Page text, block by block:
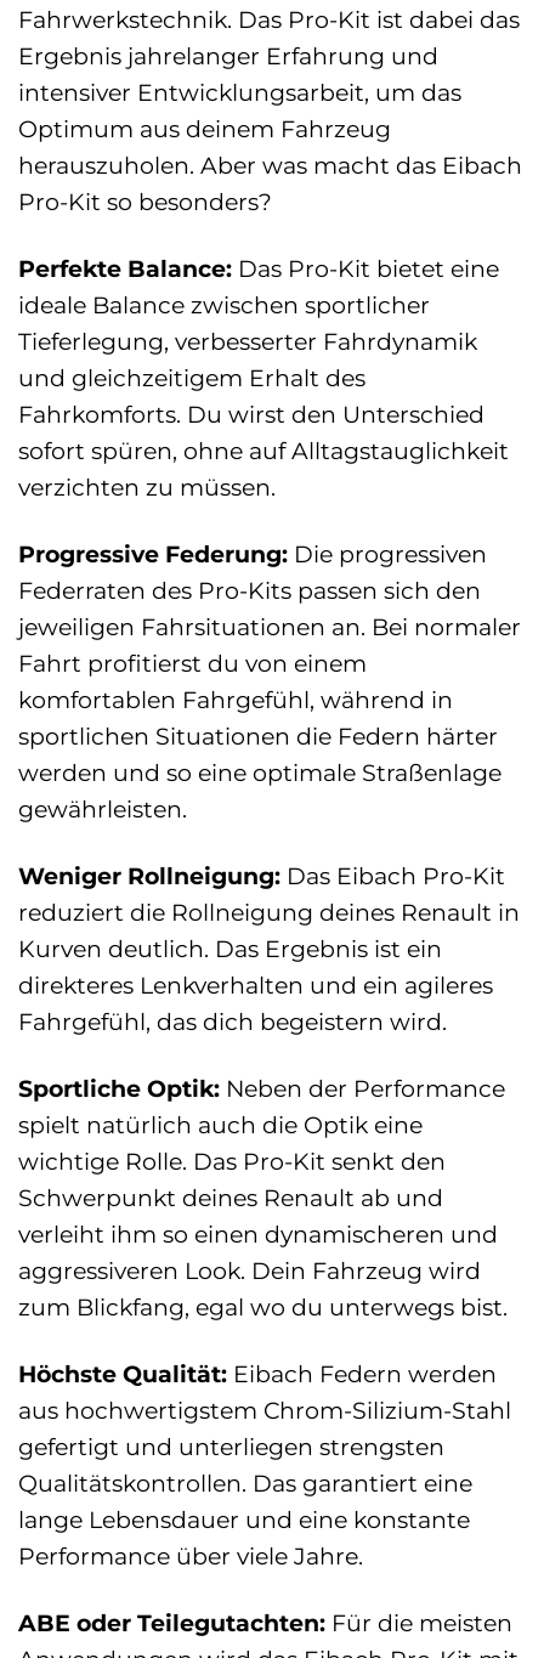
Fahrwerkstechnik. Das Pro-Kit ist dabei das
Ergebnis jahrelanger Erfahrung und
intensiver Entwicklungsarbeit, um das
Optimum aus deinem Fahrzeug
herauszuholen. Aber was macht das Eibach
Pro-Kit so besonders?
Perfekte Balance: Das Pro-Kit bietet eine
ideale Balance zwischen sportlicher
Tieferlegung, verbesserter Fahrdynamik
und gleichzeitigem Erhalt des
Fahrkomforts. Du wirst den Unterschied
sofort spüren, ohne auf Alltagstauglichkeit
verzichten zu müssen.
Progressive Federung: Die progressiven
Federraten des Pro-Kits passen sich den
jeweiligen Fahrsituationen an. Bei normaler
Fahrt profitierst du von einem
komfortablen Fahrgefühl, während in
sportlichen Situationen die Federn härter
werden und so eine optimale Straßenlage
gewährleisten.
Weniger Rollneigung: Das Eibach Pro-Kit
reduziert die Rollneigung deines Renault in
Kurven deutlich. Das Ergebnis ist ein
direkteres Lenkverhalten und ein agileres
Fahrgefühl, das dich begeistern wird.
Sportliche Optik: Neben der Performance
spielt natürlich auch die Optik eine
wichtige Rolle. Das Pro-Kit senkt den
Schwerpunkt deines Renault ab und
verleiht ihm so einen dynamischeren und
aggressiveren Look. Dein Fahrzeug wird
zum Blickfang, egal wo du unterwegs bist.
Höchste Qualität: Eibach Federn werden
aus hochwertigstem Chrom-Silizium-Stahl
gefertigt und unterliegen strengsten
Qualitätskontrollen. Das garantiert eine
lange Lebensdauer und eine konstante
Performance über viele Jahre.
ABE oder Teilegutachten: Für die meisten